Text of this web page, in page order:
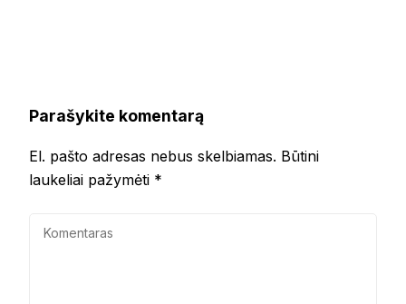
Parašykite komentarą
El. pašto adresas nebus skelbiamas. Būtini
laukeliai pažymėti *